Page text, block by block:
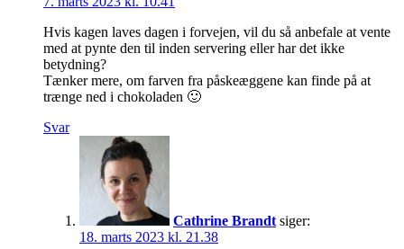
Hvis kagen laves dagen i forvejen, vil du så anbefale at vente
med at pynte den til inden servering eller har det ikke
betydning?
Tænker mere, om farven fra påskeæggene kan finde på at
trænge ned i chokoladen 🙂
Svar
Cathrine Brandt siger:
18. marts 2023 kl. 21.38